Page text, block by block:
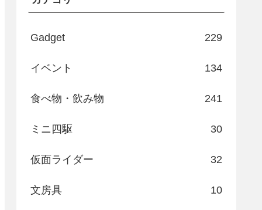
Gadget 229
イベント 134
食べ物・飲み物 241
ミニ四駆 30
仮面ライダー 32
文房具 10